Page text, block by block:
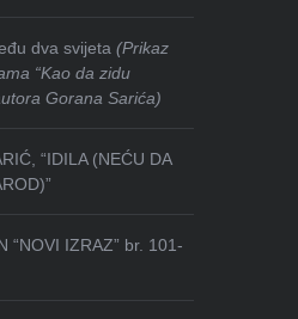
dva svijeta(Prikaz
“Kao da zidu
Gorana Sarića)
“IDILA (NEĆU DA
“NOVI IZRAZ” br. 101-